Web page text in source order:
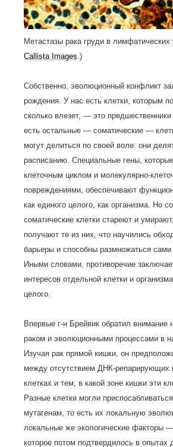
Метастазы рака груди в лимфатических
Callista Images .)
Собственно, эволюционный конфликт
рождения. У нас есть клетки, которым
сколько влезет, — это
есть остальные — соматические —
могут делиться по своей воле: они
расписанию. Специальные гены,
клеточным циклом и молекулярно-
повреждениями, обеспечивают
как единого целого, как организма. Но
соматические клетки стареют и
получают те из них, что научились
барьеры и способны размножаться сами
Иными словами, противоречие
интересов отдельной клетки и
целого.
Впервые г-н Брейвик обратил внимание
раком и эволюционными процессами в
Изучая рак прямой кишки, он
между отсутствием ДНК-репарирующих
клетках и тем, в какой зоне кишки эти
Разные клетки могли
мутагенам, то есть их локальную
локальные же экологические факторы
которое потом подтвердилось в опытах